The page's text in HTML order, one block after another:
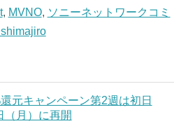
, MVNO, ソニーネットワークコミ
還元キャンペーン第2週は初日
（月）に再開